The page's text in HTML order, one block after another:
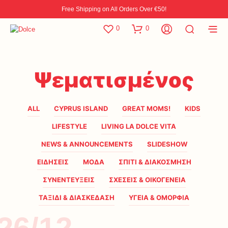
Free Shipping on All Orders Over €50!
0 0
Ψεματισμένος
ALL CYPRUS ISLAND GREAT MOMS! KIDS
LIFESTYLE LIVING LA DOLCE VITA
NEWS & ANNOUNCEMENTS SLIDESHOW
ΕΙΔΗΣΕΙΣ ΜΟΔΑ ΣΠΙΤΙ & ΔΙΑΚΟΣΜΗΣΗ
ΣΥΝΕΝΤΕΥΞΕΙΣ ΣΧΕΣΕΙΣ & ΟΙΚΟΓΕΝΕΙΑ
ΤΑΞΙΔΙ & ΔΙΑΣΚΕΔΑΣΗ ΥΓΕΙΑ & ΟΜΟΡΦΙΑ